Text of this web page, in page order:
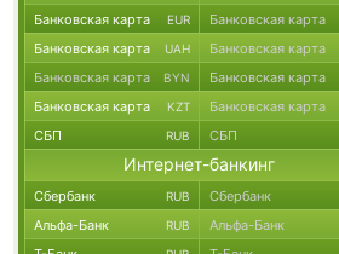
Банковская карта EUR Банковская карта
Банковская карта UAH Банковская карта
Банковская карта BYN Банковская карта
Банковская карта KZT Банковская карта
СБП RUB СБП
Интернет-банкинг
Сбербанк RUB Сбербанк
Альфа-Банк RUB Альфа-Банк